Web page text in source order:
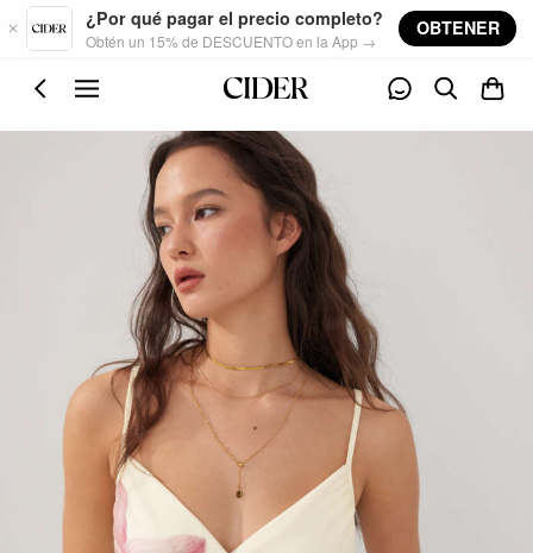
Skip to main content
¿Por qué pagar el precio completo?
Obtén un 15% de DESCUENTO en la App →
OBTENER